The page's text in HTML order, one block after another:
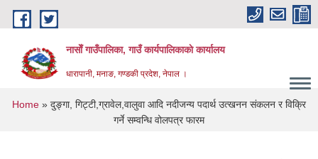
Skip to main content
नासाेँ गाउँपालिका, गाउँ कार्यपालिकाकाे कार्यालय
धारापानी, मनाङ, गण्डकी प्रदेश, नेपाल ।
You are here
Home » दुङ्गा, गिट्टी,ग्रावेल,वालुवा आदि नदीजन्य पदार्थ उत्खनन संकलन र विक्रि
गर्ने सम्वन्धि वोलपत्र फारम